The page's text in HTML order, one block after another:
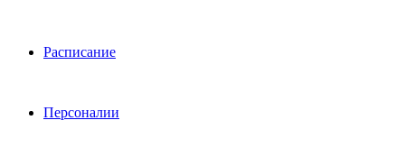
Расписание
Персоналии